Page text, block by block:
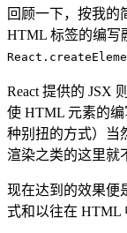
回顾一下，按我
HTML 标签的编写
React 提供的 JSX
使 HTML 元素的
种别扭的方式）当
渲染之类的这里就
现在达到的效果便
式和以往在 HTML